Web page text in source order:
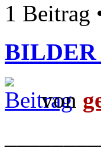
1 Beitrag
BILDER
von